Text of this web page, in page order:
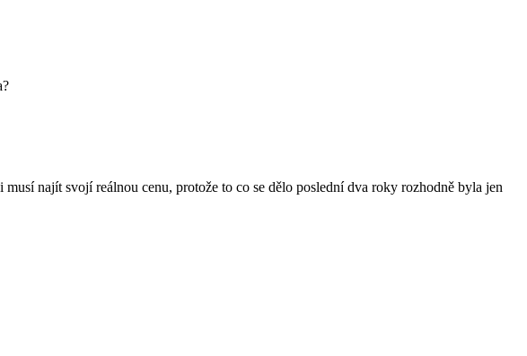
najít svojí reálnou cenu, protože to co se dělo poslední dva roky rozhodně byla jen